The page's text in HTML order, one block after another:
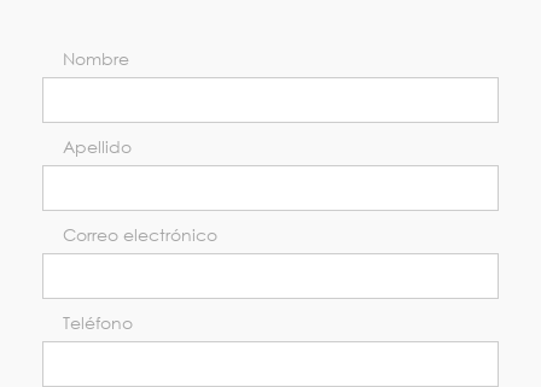
Nombre
Apellido
Correo electrónico
Teléfono